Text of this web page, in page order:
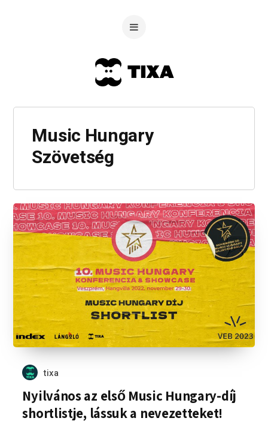
Music Hungary
Szövetség
tixa
Nyilvános az első Music Hungary-díj
shortlistje, lássuk a nevezetteket!